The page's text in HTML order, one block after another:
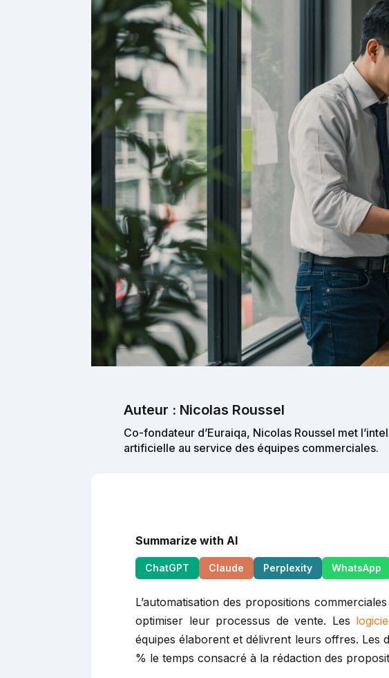
Auteur : Nicolas Roussel
Co-fondateur d’Euraiqa, Nicolas Roussel met
artificielle au service des équipes commerciales.
Summarize with AI
ChatGPT Claude Perplexity WhatsApp
L’automatisation des propositions
optimiser leur processus de vente. Les
équipes élaborent et délivrent leurs offres. Les
% le temps consacré à la rédaction des